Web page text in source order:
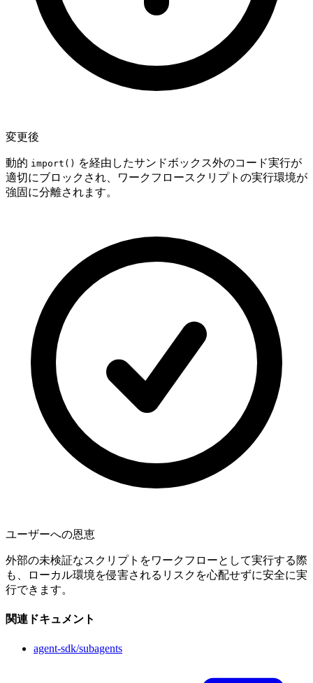
変更後
動的 import() を経由したサンドボックス外のコード実行が
適切にブロックされ、ワークフロースクリプトの実行環境が
強固に分離されます。
ユーザーへの恩恵
外部の未検証なスクリプトをワークフローとして実行する際
も、ローカル環境を侵害されるリスクを心配せずに安全に実
行できます。
関連ドキュメント
agent-sdk/subagents